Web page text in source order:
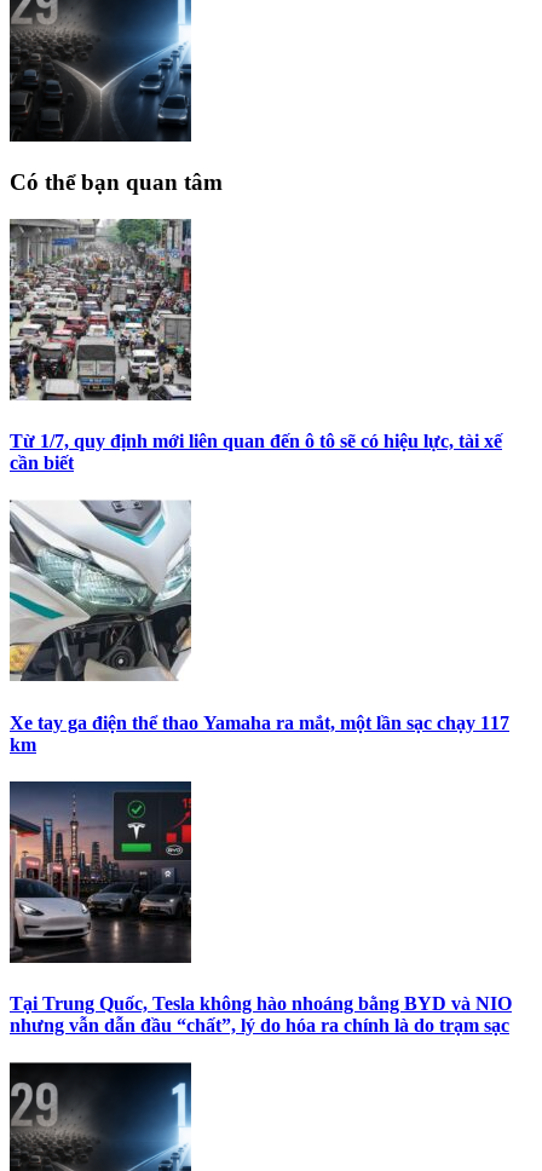
Có thể bạn quan tâm
Từ 1/7, quy định mới liên quan đến ô tô sẽ có hiệu lực, tài xế
cần biết
Xe tay ga điện thể thao Yamaha ra mắt, một lần sạc chạy 117
km
Tại Trung Quốc, Tesla không hào nhoáng bằng BYD và NIO
nhưng vẫn dẫn đầu “chất”, lý do hóa ra chính là do trạm sạc